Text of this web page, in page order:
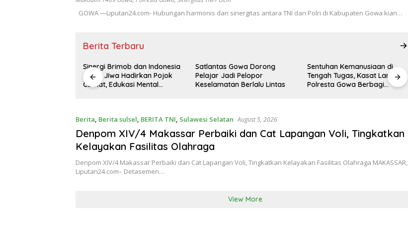
​GOWA —Liputan24.com- Hubungan harmonis dan sinergitas antara TNI dan Polri di Kabupaten Gowa kian…
Berita Terbaru
Satlantas Gowa Dorong
Pelajar Jadi Pelopor
Keselamatan Berlalu Lintas
Sentuhan Kemanusiaan di
Tengah Tugas, Kasat Lantas
Polresta Gowa Berbagi
Denpom XIV/4 Makassar
Perbaiki dan Cat Lapangan
Voli, Tingkatkan Kelayakan
Berita, Berita sulsel, BERITA TNI, Sulawesi Selatan August 5, 2026
Denpom XIV/4 Makassar Perbaiki dan Cat Lapangan Voli, Tingkatkan
Kelayakan Fasilitas Olahraga
Denpom XIV/4 Makassar Perbaiki dan Cat Lapangan Voli, Tingkatkan Kelayakan Fasilitas Olahraga MAKASSAR,
Liputan24.com– Detasemen…
View More